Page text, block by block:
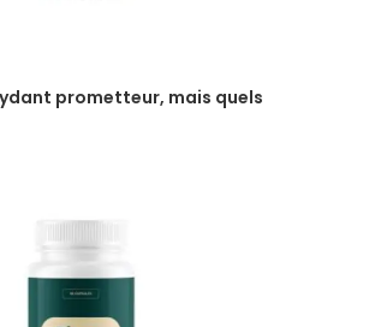
prometteur, mais quels